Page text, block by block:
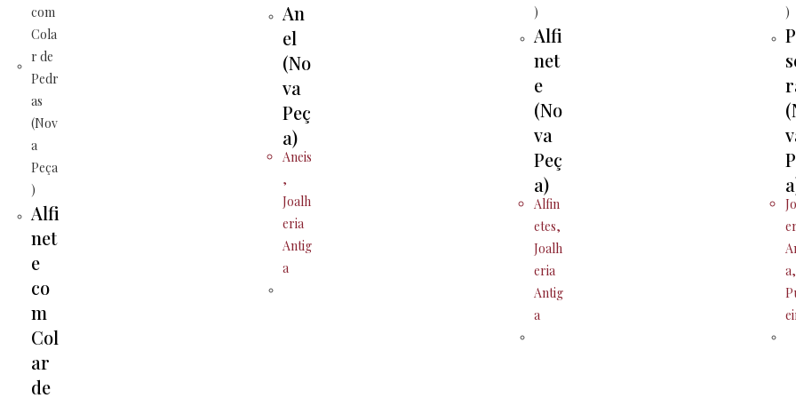
Alfi
net
e
co
m
Col
ar
de
An
el
(No
va
Peç
a)
Aneis
,
Joalh
eria
Antig
a
Alfi
net
e
(No
va
Peç
a)
Alfin
etes,
Joalh
eria
Antig
a
a,